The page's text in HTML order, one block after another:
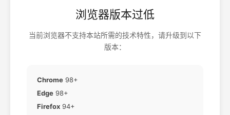
浏览器版本过低
当前浏览器不支持本站所需的技术特性，请升级到以下
版本：
Chrome 98+
Edge 98+
Firefox 94+